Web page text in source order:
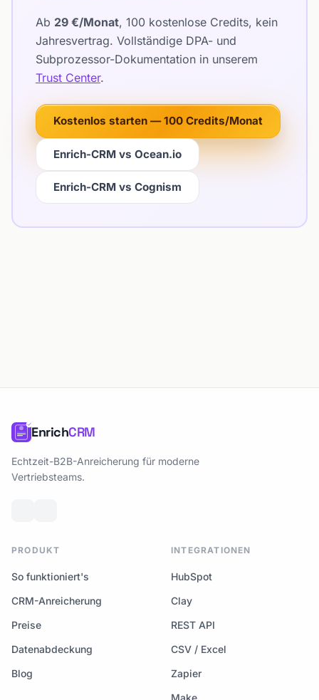
Ab 29 €/Monat, 100 kostenlose Credits, kein
Jahresvertrag. Vollständige DPA- und
Subprozessor-Dokumentation in unserem
Trust Center.
Kostenlos starten — 100 Credits/Monat
Enrich-CRM vs Ocean.io
Enrich-CRM vs Cognism
EnrichCRM
Echtzeit-B2B-Anreicherung für moderne
Vertriebsteams.
PRODUKT
So funktioniert's
CRM-Anreicherung
Preise
Datenabdeckung
Blog
INTEGRATIONEN
HubSpot
Clay
REST API
CSV / Excel
Zapier
Make